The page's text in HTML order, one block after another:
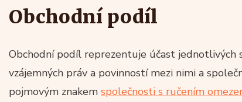
Obchodní podíl
Obchodní podíl reprezentuje účast jednotlivých
vzájemných práv a povinností mezi nimi a
pojmovým znakem společnosti s ručením